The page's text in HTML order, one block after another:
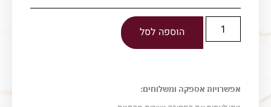
הוספה לסל
אפשרויות אספקה ומשלוחים: